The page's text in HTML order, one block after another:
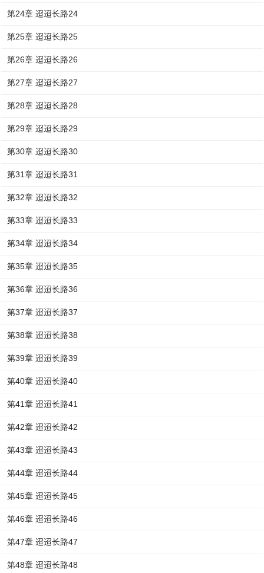
第24章 迢迢长路24
第25章 迢迢长路25
第26章 迢迢长路26
第27章 迢迢长路27
第28章 迢迢长路28
第29章 迢迢长路29
第30章 迢迢长路30
第31章 迢迢长路31
第32章 迢迢长路32
第33章 迢迢长路33
第34章 迢迢长路34
第35章 迢迢长路35
第36章 迢迢长路36
第37章 迢迢长路37
第38章 迢迢长路38
第39章 迢迢长路39
第40章 迢迢长路40
第41章 迢迢长路41
第42章 迢迢长路42
第43章 迢迢长路43
第44章 迢迢长路44
第45章 迢迢长路45
第46章 迢迢长路46
第47章 迢迢长路47
第48章 迢迢长路48